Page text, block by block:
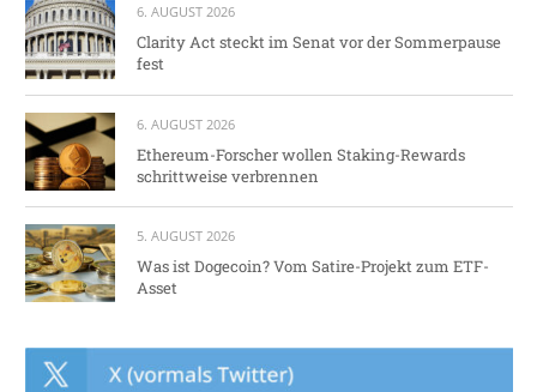
6. AUGUST 2026
Clarity Act steckt im Senat vor der Sommerpause
fest
6. AUGUST 2026
Ethereum-Forscher wollen Staking-Rewards
schrittweise verbrennen
5. AUGUST 2026
Was ist Dogecoin? Vom Satire-Projekt zum ETF-
Asset